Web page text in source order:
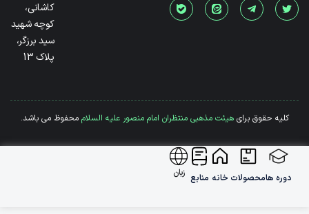
کاشانی،
کوچه شهید
سید برزگر،
پلاک 13
کلیه حقوق برایهیئت مذهبی منتظران امام منصور علیه السلاممحفوظ می باشد.
دوره هامحصولات خانه منابع زبان